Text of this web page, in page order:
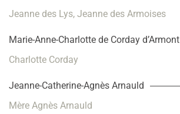
Jeanne des Lys, Jeanne des Armoises
Marie-Anne-Charlotte de Corday d’Armont
Charlotte Corday
Jeanne-Catherine-Agnès Arnauld
Mère Agnès Arnauld